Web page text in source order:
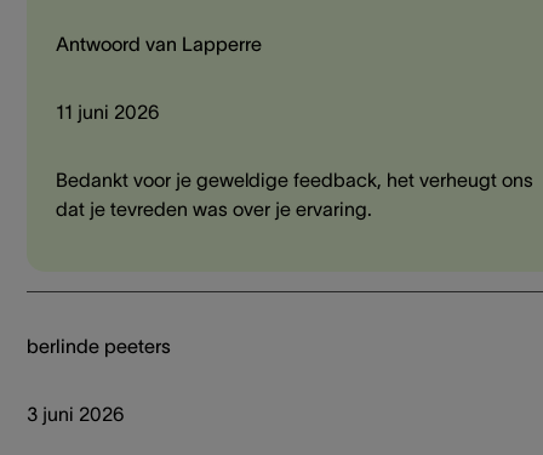
Antwoord van Lapperre
11 juni 2026
Bedankt voor je geweldige feedback, het verheugt ons
dat je tevreden was over je ervaring.
berlinde peeters
3 juni 2026